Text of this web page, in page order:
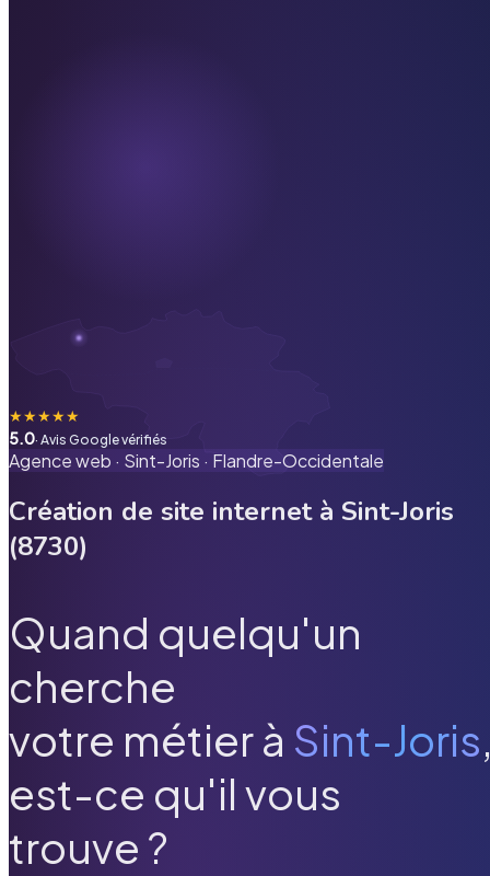
★★★★★
5.0· Avis Google vérifiés
Agence web · Sint-Joris · Flandre-Occidentale
Création de site internet à Sint-Joris
(8730)
Quand quelqu'un
cherche
votre métier à Sint-Joris
est-ce qu'il vous
trouve ?